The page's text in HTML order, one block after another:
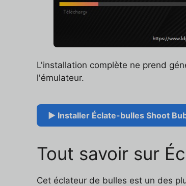
L'installation complète ne prend
l'émulateur.
▶ Installer Éclate-bulles Shoot
Tout savoir sur
Cet éclateur de bulles est un des